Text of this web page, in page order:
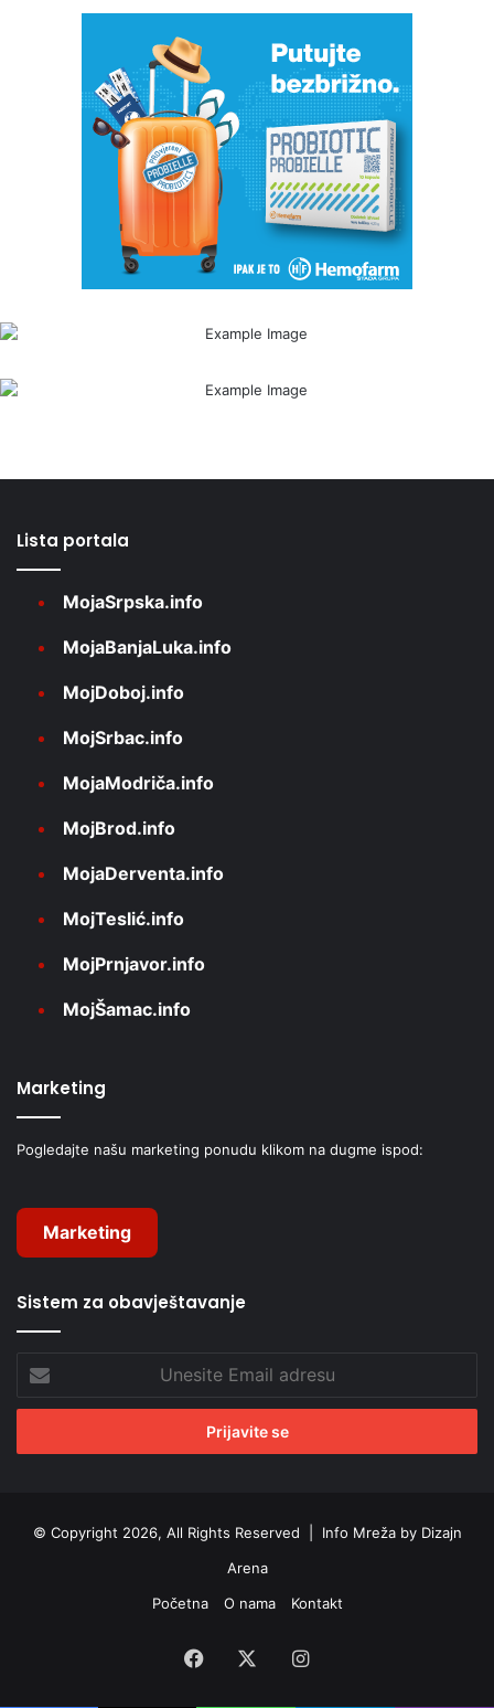
Lista portala
MojaSrpska.info
MojaBanjaLuka.info
MojDoboj.info
MojSrbac.info
MojaModriča.info
MojBrod.info
MojaDerventa.info
MojTeslić.info
MojPrnjavor.info
MojŠamac.info
Marketing
Pogledajte našu marketing ponudu klikom na dugme ispod:
Marketing
Sistem za obavještavanje
Email
adresu
© Copyright 2026, All Rights Reserved | Info Mreža by Dizajn
Arena
Početna
O nama Kontakt
Facebook Instagram